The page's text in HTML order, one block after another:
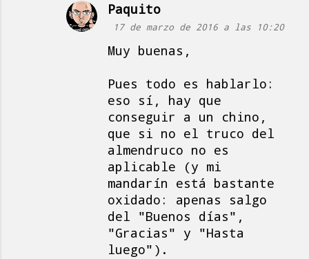
Paquito
17 de marzo de 2016 a las 10:20
Muy buenas,
Pues todo es hablarlo:
eso sí, hay que
conseguir a un chino,
que si no el truco del
almendruco no es
aplicable (y mi
mandarín está bastante
oxidado: apenas salgo
del "Buenos días",
"Gracias" y "Hasta
luego").